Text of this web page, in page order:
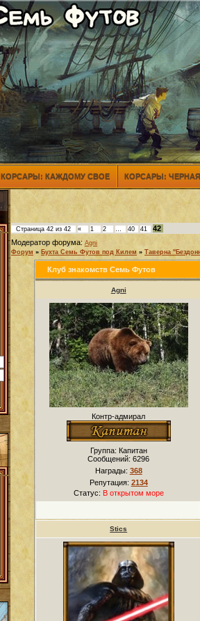
КОРСАРЫ: КАЖДОМУ СВОЕ КОРСАРЫ:
Страница 42 из 42 « 1 2 … 40 41
42
Модератор форума: Agni
Форум » Бухта Семь Футов под Килем » Таверна
Клуб знакомств Семь Футов
Agni
Контр-адмирал
Группа: Капитан
Сообщений:6296
Награды: 368
Репутация: 2134
Статус: В открытом море
Stics